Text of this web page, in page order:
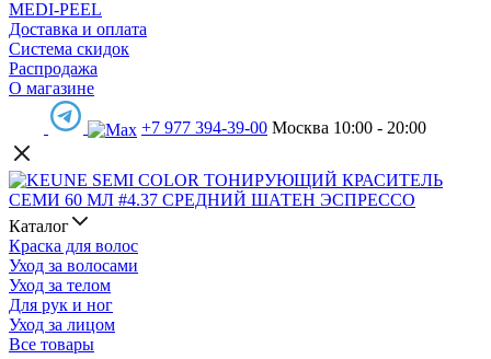
MEDI-PEEL
Доставка и оплата
Система скидок
Распродажа
О магазине
+7 977 394-39-00 Москва 10:00 - 20:00
Каталог
Краска для волос
Уход за волосами
Уход за телом
Для рук и ног
Уход за лицом
Все товары